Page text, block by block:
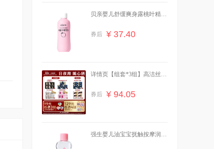
贝亲婴儿舒缓爽身露桃叶精华
券后 ¥ 37.40
详情页【组套*3组】高洁丝卫
券后 ¥ 94.05
强生婴儿油宝宝抚触按摩润肤